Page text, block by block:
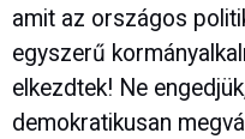
amit az országos
egyszerű
elkezdtek! Ne
demokratikusan